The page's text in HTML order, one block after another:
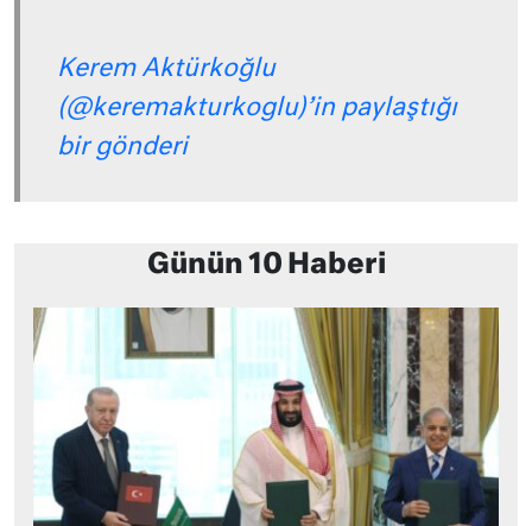
Kerem Aktürkoğlu
(@keremakturkoglu)’in paylaştığı
bir gönderi
Günün 10 Haberi